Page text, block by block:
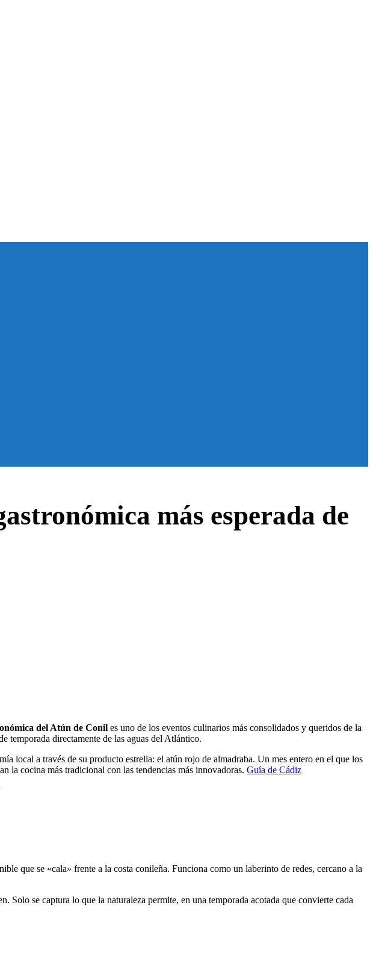
más esperada de
del Atún de Conil es uno de los eventos culinarios más consolidados y queridos de la
temporada directamente de las aguas del Atlántico.
local a través de su producto estrella: el atún rojo de almadraba. Un mes entero en el que los
la cocina más tradicional con las tendencias más innovadoras. Guía de Cádiz
que se «cala» frente a la costa conileña. Funciona como un laberinto de redes, cercano a la
Solo se captura lo que la naturaleza permite, en una temporada acotada que convierte cada